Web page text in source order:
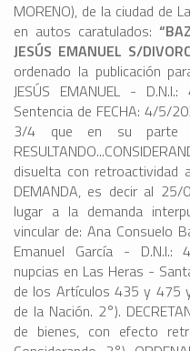
MORENO), de la ciudad de
en autos caratulados:
JESÚS EMANUEL S/
ordenado la publicación
JESÚS EMANUEL -
Sentencia de FECHA: 4/5/
3/4 que en su parte
disuelta con retroactividad
DEMANDA, es decir al 25/
lugar a la demanda
vincular de: Ana Consuelo
Emanuel García - D.N.I.:
nupcias en Las Heras -
de los Artículos 435 y 475
de la Nación. 2°).
de bienes, con efecto